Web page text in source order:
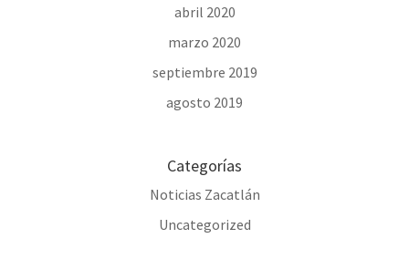
abril 2020
marzo 2020
septiembre 2019
agosto 2019
Categorías
Noticias Zacatlán
Uncategorized